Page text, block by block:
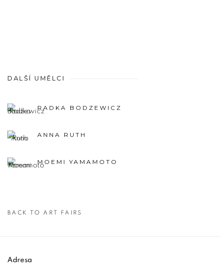
DALŠÍ UMĚLCI
RADKA BODZEWICZ
ANNA RUTH
MOEMI YAMAMOTO
BACK TO ART FAIRS
Adresa